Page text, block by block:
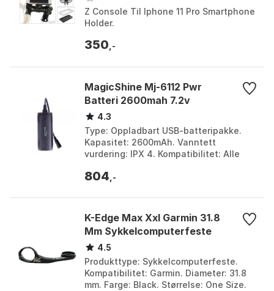
Z Console Til Iphone 11 Pro Smartphone
Holder.
350 ,-
MagicShine Mj-6112 Pwr
Batteri 2600mah 7.2v
4.3
Type: Oppladbart USB-batteripakke.
Kapasitet: 2600mAh. Vanntett
vurdering: IPX 4. Kompatibilitet: Alle
plugger. Farge: Black....
804 ,-
K-Edge Max Xxl Garmin 31.8
Mm Sykkelcomputerfeste
4.5
Produkttype: Sykkelcomputerfeste.
Kompatibilitet: Garmin. Diameter: 31.8
mm. Farge: Black. Størrelse: One Size.